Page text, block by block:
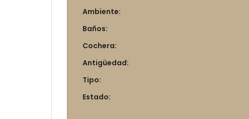
Ambiente:
Baños:
Cochera:
Antigüedad:
Tipo:
Estado: